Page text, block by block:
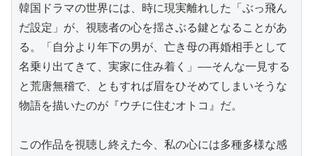
韓国ドラマの世界には、時に現実離れした「ぶっ飛ん
だ設定」が、視聴者の心を揺さぶる鍵となることがあ
る。「自分より年下の男が、亡き母の再婚相手として
名乗り出てきて、実家に住み着く」――そんな一見する
と荒唐無稽で、ともすれば眉をひそめてしまいそうな
物語を描いたのが『ウチに住むオトコ』だ。
この作品を視聴し終えた今、私の心には多種多様な感